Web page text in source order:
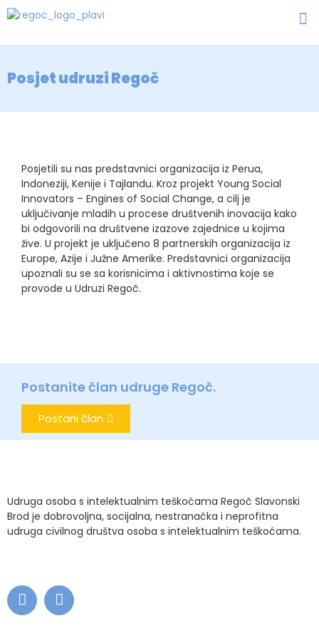
Posjet udruzi Regoč
Posjetili su nas predstavnici organizacija iz Perua,
Indoneziji, Kenije i Tajlandu. Kroz projekt Young Social
Innovators – Engines of Social Change, a cilj je
uključivanje mladih u procese društvenih inovacija kako
bi odgovorili na društvene izazove zajednice u kojima
žive. U projekt je uključeno 8 partnerskih organizacija iz
Europe, Azije i Južne Amerike. Predstavnici organizacija
upoznali su se sa korisnicima i aktivnostima koje se
provode u Udruzi Regoč.
Postanite član udruge Regoč.
Postani član
Udruga osoba s intelektualnim teškoćama Regoč Slavonski
Brod je dobrovoljna, socijalna, nestranačka i neprofitna
udruga civilnog društva osoba s intelektualnim teškoćama.